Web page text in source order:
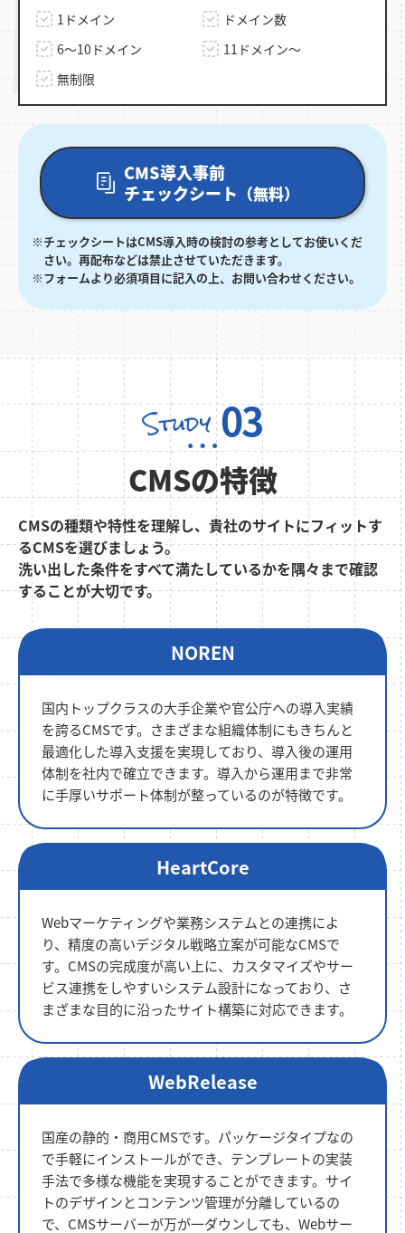
1ドメイン
ドメイン数
6～10ドメイン
11ドメイン～
無制限
CMS導入事前
チェックシート （無料）
チェックシートはCMS導入時の検討の参考としてお使いくだ
さい。再配布などは禁止させていただきます。
フォームより必須項目に記入の上、お問い合わせください。
03
CMSの特徴
CMSの種類や特性を理解し、貴社のサイトにフィットす
るCMSを選びましょう。
洗い出した条件をすべて満たしているかを隅々まで確認
することが大切です。
NOREN
国内トップクラスの大手企業や官公庁への導入実績
を誇るCMSです。さまざまな組織体制にもきちんと
最適化した導入支援を実現しており、導入後の運用
体制を社内で確立できます。導入から運用まで非常
に手厚いサポート体制が整っているのが特徴です。
HeartCore
Webマーケティングや業務システムとの連携によ
り、精度の高いデジタル戦略立案が可能なCMSで
す。CMSの完成度が高い上に、カスタマイズやサー
ビス連携をしやすいシステム設計になっており、さ
まざまな目的に沿ったサイト構築に対応できます。
WebRelease
国産の静的・商用CMSです。パッケージタイプなの
で手軽にインストールができ、テンプレートの実装
手法で多様な機能を実現することができます。サイ
トのデザインとコンテンツ管理が分離しているの
で、CMSサーバーが万が一ダウンしても、Webサー